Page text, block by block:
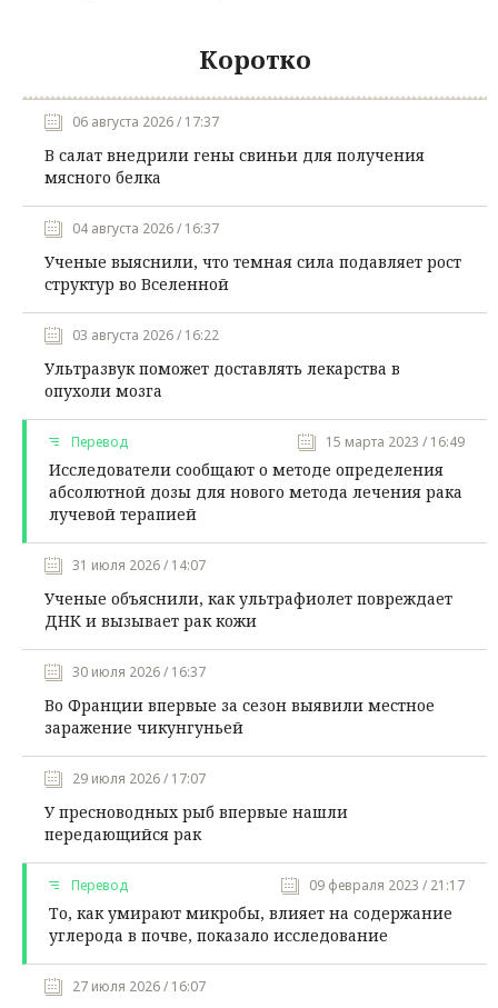
Коротко
06 августа 2026 / 17:37
В салат внедрили гены свиньи для получения
мясного белка
04 августа 2026 / 16:37
Ученые выяснили, что темная сила подавляет рост
структур во Вселенной
03 августа 2026 / 16:22
Ультразвук поможет доставлять лекарства в
опухоли мозга
Перевод 15 марта 2023 / 16:49
Исследователи сообщают о методе определения
абсолютной дозы для нового метода лечения рака
лучевой терапией
31 июля 2026 / 14:07
Ученые объяснили, как ультрафиолет повреждает
ДНК и вызывает рак кожи
30 июля 2026 / 16:37
Во Франции впервые за сезон выявили местное
заражение чикунгуньей
29 июля 2026 / 17:07
У пресноводных рыб впервые нашли
передающийся рак
Перевод 09 февраля 2023 / 21:17
То, как умирают микробы, влияет на содержание
углерода в почве, показало исследование
27 июля 2026 / 16:07